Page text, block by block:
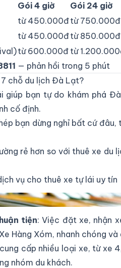
Gói 4 giờ Gói 24 giờ
từ 450.000đtừ 750.000đ
từ 450.000đtừ 850.000đ
từ 600.000đ từ
— phản hồi trong 5 phút
chỗ du lịch Đà Lạt?
giúp bạn tự do khám phá
cố định.
bạn dừng nghỉ bất cứ đâu,
rẻ hơn so với thuê xe du
vụ cho thuê xe tự lái uy tín
tiện: Việc đặt xe, nhận
Hàng Xóm, nhanh chóng và
cấp nhiều loại xe, từ xe
nhóm du khách.